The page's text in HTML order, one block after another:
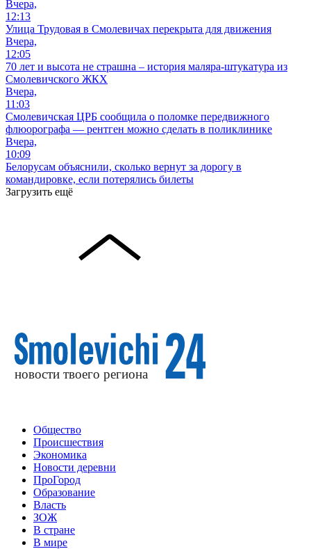
Вчера,
12:13
Улица Трудовая в Смолевичах перекрыта для движения
Вчера,
12:05
70 лет и высота не страшна – история маляра-штукатура из
Смолевичского ЖКХ
Вчера,
11:03
Смолевичская ЦРБ сообщила о поломке передвижного
флюорографа — рентген можно сделать в поликлинике
Вчера,
10:09
Белорусам объяснили, сколько вернут за дорогу в
командировке, если потерялись билеты
Загрузить ещё
Общество
Происшествия
Экономика
Новости деревни
ПроГород
Образование
Власть
ЗОЖ
В стране
В мире